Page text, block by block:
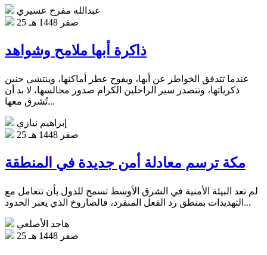
عبدالله مفرح عسيري
25 صفر 1448 هـ
ذاكرة أبها ملامح وشواهد
عندما تتدفق الخواطر عن أبها، ويفوح عطر أماكنها، وينتشي حنين
ذكرياتها، وتتصدر سير الراحلين الكرام صدور مجالسها، لا بد أن
تُشرق معها...
إبراهيم نيازي
25 صفر 1448 هـ
مكة ترسم معادلة أمن جديدة في المنطقة
لم تعد البيئة الأمنية في الشرق الأوسط تسمح للدول بأن تتعامل مع
التهديدات بمنطق رد الفعل المنفرد، فالصاروخ الذي يعبر الحدود...
هاجد الأصلعي
25 صفر 1448 هـ